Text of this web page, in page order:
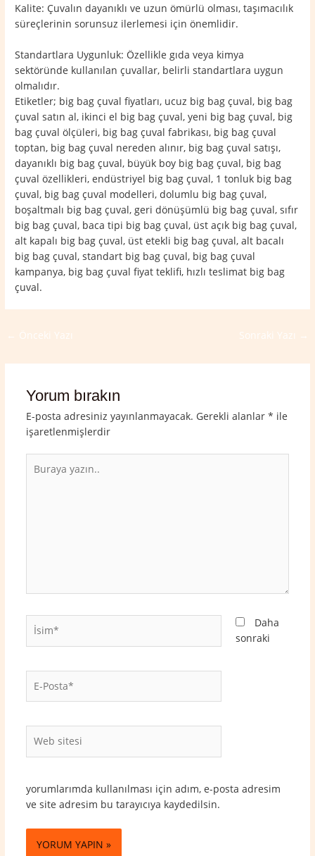
Kalite: Çuvalın dayanıklı ve uzun ömürlü olması, taşımacılık
süreçlerinin sorunsuz ilerlemesi için önemlidir.
Standartlara Uygunluk: Özellikle gıda veya kimya
sektöründe kullanılan çuvallar, belirli standartlara uygun
olmalıdır.
Etiketler; big bag çuval fiyatları, ucuz big bag çuval, big bag
çuval satın al, ikinci el big bag çuval, yeni big bag çuval, big
bag çuval ölçüleri, big bag çuval fabrikası, big bag çuval
toptan, big bag çuval nereden alınır, big bag çuval satışı,
dayanıklı big bag çuval, büyük boy big bag çuval, big bag
çuval özellikleri, endüstriyel big bag çuval, 1 tonluk big bag
çuval, big bag çuval modelleri, dolumlu big bag çuval,
boşaltmalı big bag çuval, geri dönüşümlü big bag çuval, sıfır
big bag çuval, baca tipi big bag çuval, üst açık big bag çuval,
alt kapalı big bag çuval, üst etekli big bag çuval, alt bacalı
big bag çuval, standart big bag çuval, big bag çuval
kampanya, big bag çuval fiyat teklifi, hızlı teslimat big bag
çuval.
← Önceki Yazı Sonraki Yazı →
Yorum bırakın
E-posta adresiniz yayınlanmayacak. Gerekli alanlar * ile
işaretlenmişlerdir
yazın..
İsim*
Posta*
sitesi
Daha
sonraki
yorumlarımda kullanılması için adım, e-posta adresim
ve site adresim bu tarayıcıya kaydedilsin.